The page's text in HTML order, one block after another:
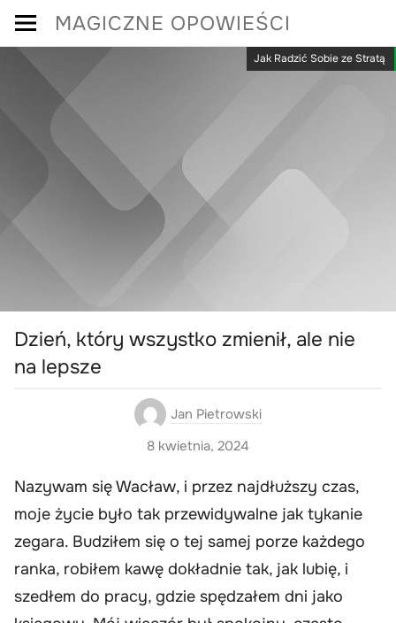
Skip
MAGICZNE OPOWIEŚCI
Jak Radzić Sobie ze Stratą
Dzień, który wszystko zmienił, ale nie
na lepsze
Jan Pietrowski
8 kwietnia, 2024
Nazywam się Wacław, i przez najdłuższy czas,
moje życie było tak przewidywalne jak tykanie
zegara. Budziłem się o tej samej porze każdego
ranka, robiłem kawę dokładnie tak, jak lubię, i
szedłem do pracy, gdzie spędzałem dni jako